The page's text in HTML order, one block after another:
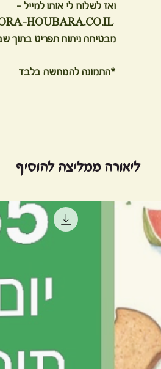
ואז לשלוח לי אותו למייל -
LIORA@LIORA-HOUBARA.CO.IL
מבטיחה ניתוח תפריט בתוך
*התמונה להמחשה בלבד
ליאורה ממליצה להוסיף